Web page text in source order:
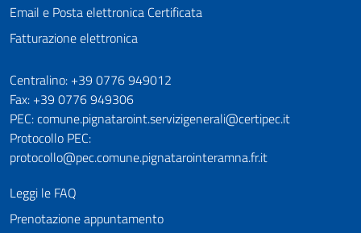
Email e Posta elettronica Certificata
Fatturazione elettronica
Numeri utili
Centralino: +39 0776 949012
Fax: +39 0776 949306
PEC: comune.pignataroint.servizigenerali@certipec.it
Protocollo PEC:
protocollo@pec.comune.pignatarointeramna.fr.it
Leggi le FAQ
Prenotazione appuntamento